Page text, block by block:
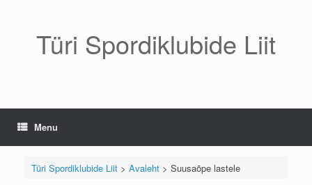
Türi Spordiklubide Liit
Menu
Türi Spordiklubide Liit> Avaleht> Suusaõpe lastele